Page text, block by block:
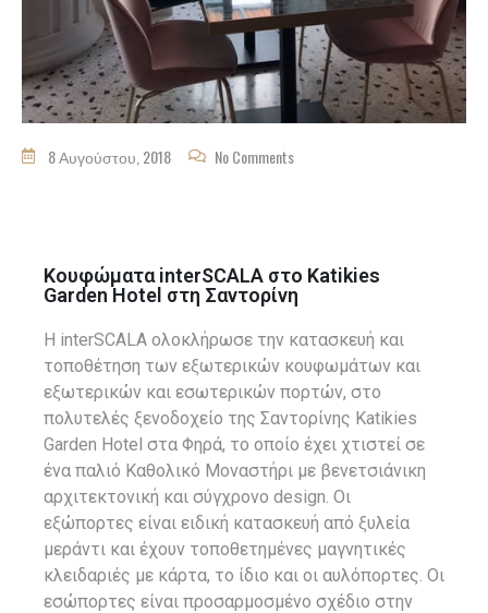
8 Αυγούστου, 2018 No Comments
Κουφώματα interSCALA στο Katikies
Garden Hotel στη Σαντορίνη
Η interSCALA ολοκλήρωσε την κατασκευή και
τοποθέτηση των εξωτερικών κουφωμάτων και
εξωτερικών και εσωτερικών πορτών, στο
πολυτελές ξενοδοχείο της Σαντορίνης Katikies
Garden Hotel στα Φηρά, το οποίο έχει χτιστεί σε
ένα παλιό Καθολικό Μοναστήρι με βενετσιάνικη
αρχιτεκτονική και σύγχρονο design. Οι
εξώπορτες είναι ειδική κατασκευή από ξυλεία
μεράντι και έχουν τοποθετημένες μαγνητικές
κλειδαριές με κάρτα, το ίδιο και οι αυλόπορτες. Οι
εσώπορτες είναι προσαρμοσμένο σχέδιο στην